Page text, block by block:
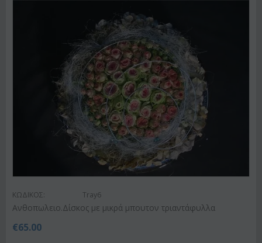
ΚΩΔΙΚΟΣ: Tray6
Ανθοπωλειο.Δίσκος με μικρά μπουτον τριαντάφυλλα
€65.00